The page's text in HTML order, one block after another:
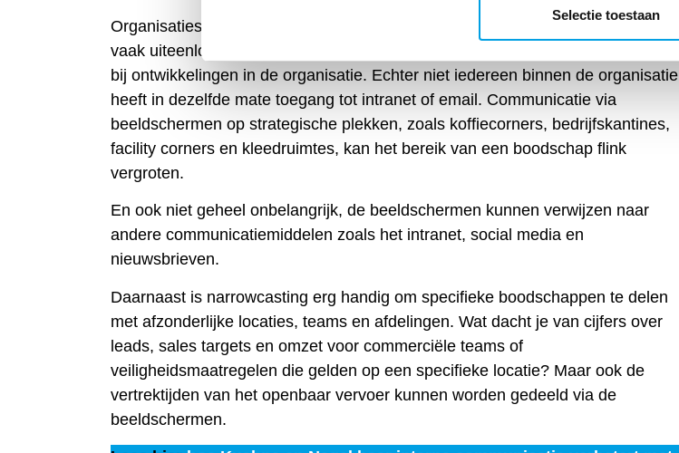
Selectie toestaan
Organisaties die narrowcasting inzetten voor interne communicatiehebben
vaak uiteenlopende uitdagingen. Zij willen alle medewerkers betrokken houden
bij ontwikkelingen in de organisatie. Echter niet iedereen binnen de organisatie
heeft in dezelfde mate toegang tot intranet of email. Communicatie via
beeldschermen op strategische plekken, zoals koffiecorners, bedrijfskantines,
facility corners en kleedruimtes, kan het bereik van een boodschap flink
vergroten.
En ook niet geheel onbelangrijk, de beeldschermen kunnen verwijzen naar
andere communicatiemiddelen zoals het intranet, social media en
nieuwsbrieven.
Daarnaast is narrowcasting erg handig om specifieke boodschappen te delen
met afzonderlijke locaties, teams en afdelingen. Wat dacht je van cijfers over
leads, sales targets en omzet voor commerciële teams of
veiligheidsmaatregelen die gelden op een specifieke locatie? Maar ook de
vertrektijden van het openbaar vervoer kunnen worden gedeeld via de
beeldschermen.